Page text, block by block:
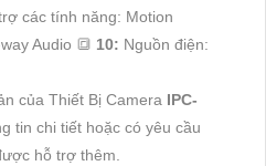
các tính năng: Motion
Audio 🔳 10: Nguồn điện:
của Thiết Bị Camera IPC-
tin chi tiết hoặc có yêu cầu
hỗ trợ thêm.